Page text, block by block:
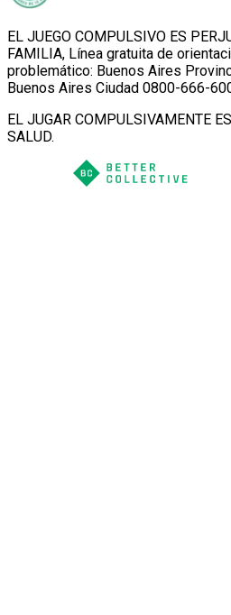
EL JUEGO COMPULSIVO ES
FAMILIA, Línea gratuita de
problemático: Buenos Aires
Buenos Aires Ciudad 0800-666-
EL JUGAR COMPULSIVAMENTE
SALUD.